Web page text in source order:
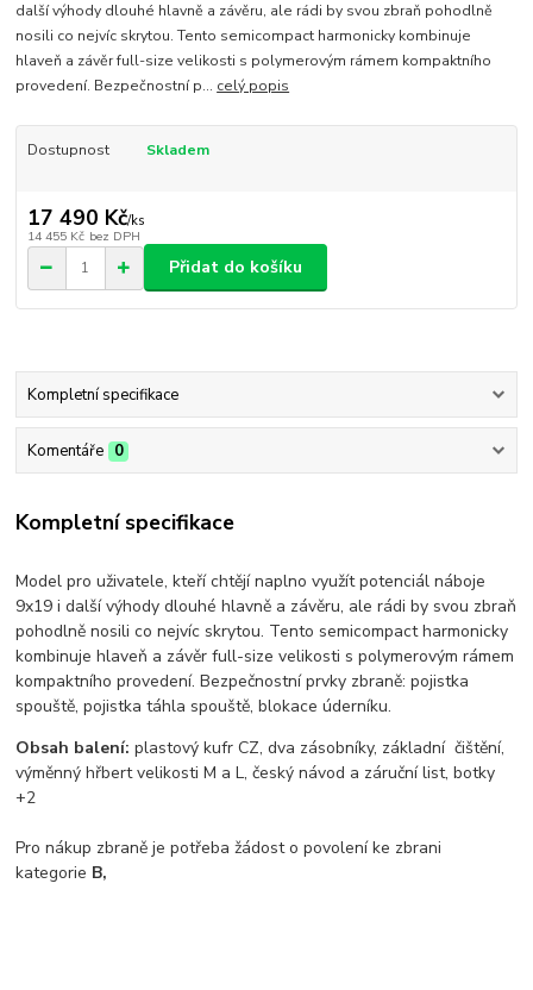
další výhody dlouhé hlavně a závěru, ale rádi by svou zbraň pohodlně
nosili co nejvíc skrytou. Tento semicompact harmonicky kombinuje
hlaveň a závěr full-size velikosti s polymerovým rámem kompaktního
provedení. Bezpečnostní p... celý popis
Dostupnost Skladem
17 490 Kč/ks
14 455 Kč bez DPH
Přidat do košíku
Kompletní specifikace
Komentáře 0
Kompletní specifikace
Model pro uživatele, kteří chtějí naplno využít potenciál náboje
9x19 i další výhody dlouhé hlavně a závěru, ale rádi by svou zbraň
pohodlně nosili co nejvíc skrytou. Tento semicompact harmonicky
kombinuje hlaveň a závěr full-size velikosti s polymerovým rámem
kompaktního provedení. Bezpečnostní prvky zbraně: pojistka
spouště, pojistka táhla spouště, blokace úderníku.
Obsah balení: plastový kufr CZ, dva zásobníky, základní čištění,
výměnný hřbert velikosti M a L, český návod a záruční list, botky
+2
Pro nákup zbraně je potřeba žádost o povolení ke zbrani
kategorie B,